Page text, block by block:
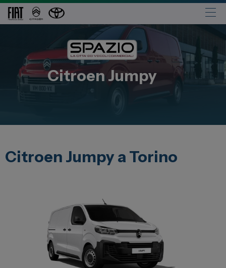
Abarth
Opel
Citroen Jumpy
Citroen Jumpy a Torino